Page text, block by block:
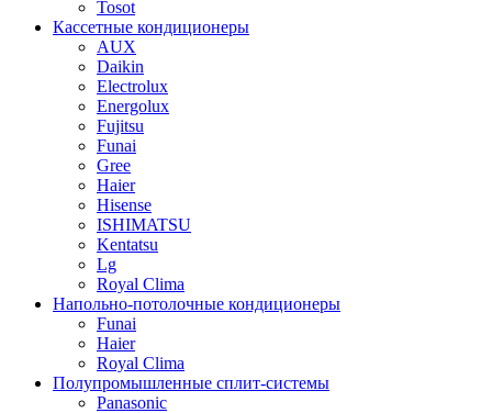
Tosot
Кассетные кондиционеры
AUX
Daikin
Electrolux
Energolux
Fujitsu
Funai
Gree
Haier
Hisense
ISHIMATSU
Kentatsu
Lg
Royal Clima
Напольно-потолочные кондиционеры
Funai
Haier
Royal Clima
Полупромышленные сплит-системы
Panasonic